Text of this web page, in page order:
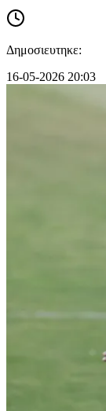
Δημοσιευτηκε:
16-05-2026 20:03